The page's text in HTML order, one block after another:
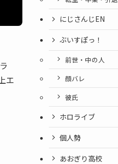
エ
にじさんじEN
ぶいすぽっ！
前世・中の人
顔バレ
彼氏
ホロライブ
個人勢
あおぎり高校